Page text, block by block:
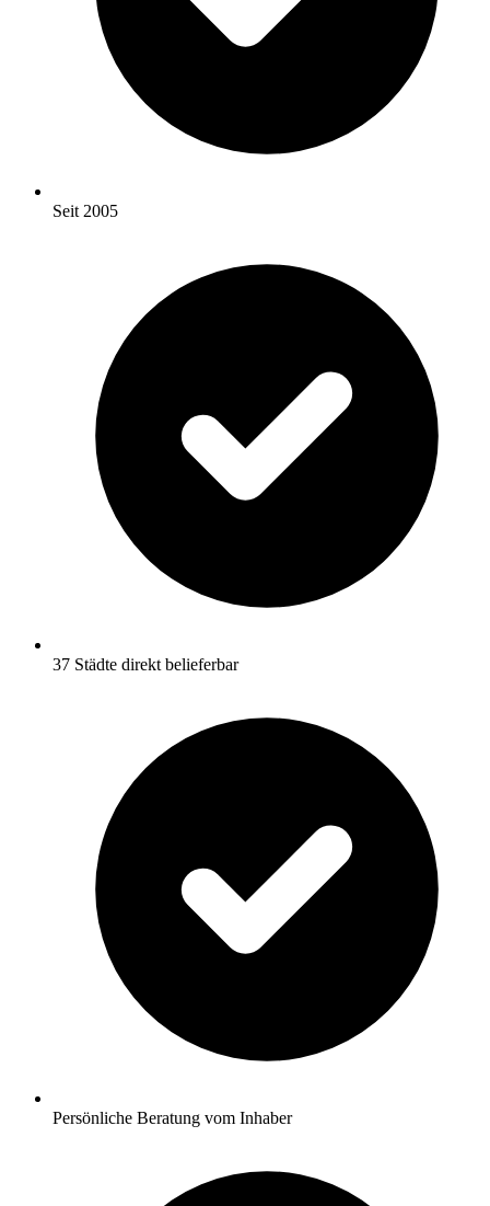
Seit 2005
37 Städte direkt belieferbar
Persönliche Beratung vom Inhaber